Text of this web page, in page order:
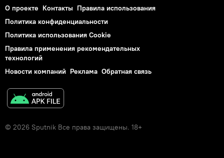
О проекте Контакты Правила использования
Политика конфиденциальности
Политика использования Cookie
Правила применения рекомендательных
технологий
Новости компаний Реклама Обратная связь
© 2026 Sputnik Все права защищены. 18+